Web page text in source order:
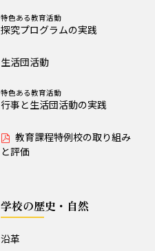
探究プログラムの実践
行事と生活団活動の実践
給食
特色ある教育活動
探究プログラムの実践
生活団活動
特色ある教育活動
行事と生活団活動の実践
教育課程特例校の取り組み
と評価
学校の歴史・自然
沿革